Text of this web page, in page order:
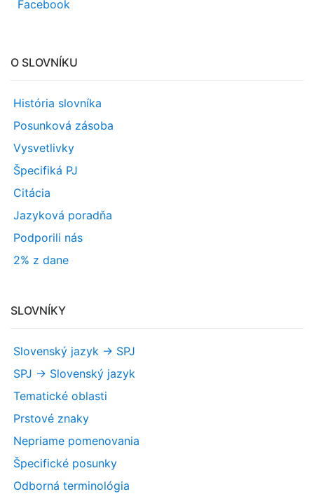
Facebook
O SLOVNÍKU
História slovníka
Posunková zásoba
Vysvetlivky
Špecifiká PJ
Citácia
Jazyková poradňa
Podporili nás
2% z dane
SLOVNÍKY
Slovenský jazyk -> SPJ
SPJ -> Slovenský jazyk
Tematické oblasti
Prstové znaky
Nepriame pomenovania
Špecifické posunky
Odborná terminológia